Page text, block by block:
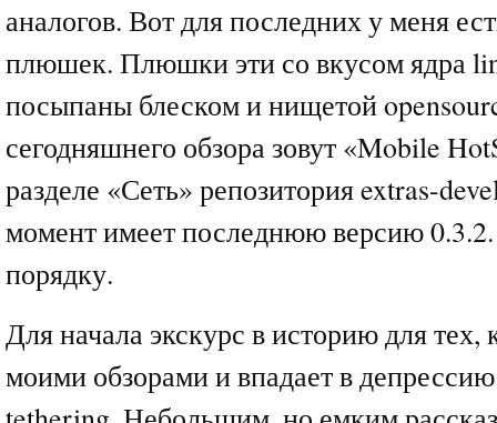
аналогов. Вот для последних у меня
плюшек. Плюшки эти со вкусом ядра
посыпаны блеском и нищетой
сегодняшнего обзора зовут «Mobile
разделе «Сеть» репозитория extras-
момент имеет последнюю версию
порядку.
Для начала экскурс в историю для тех,
моими обзорами и впадает в